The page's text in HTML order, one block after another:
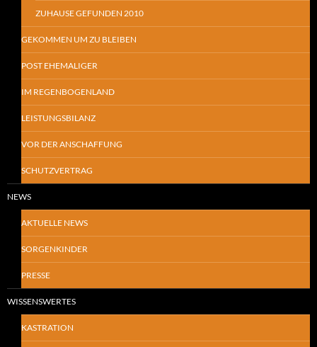
ZUHAUSE GEFUNDEN 2010
GEKOMMEN UM ZU BLEIBEN
POST EHEMALIGER
IM REGENBOGENLAND
LEISTUNGSBILANZ
VOR DER ANSCHAFFUNG
SCHUTZVERTRAG
NEWS
AKTUELLE NEWS
SORGENKINDER
PRESSE
WISSENSWERTES
KASTRATION